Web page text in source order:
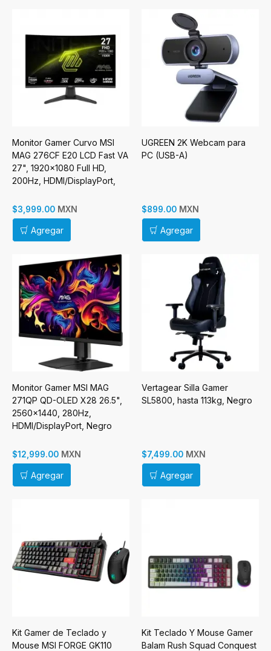
Monitor Gamer Curvo MSI
MAG 276CF E20 LCD Fast VA
27", 1920x1080 Full HD,
200Hz, HDMI/DisplayPort,
$3,999.00 MXN
Agregar
UGREEN 2K Webcam para
PC (USB-A)
$899.00 MXN
Agregar
Monitor Gamer MSI MAG
271QP QD-OLED X28 26.5",
2560x1440, 280Hz,
HDMI/DisplayPort, Negro
$12,999.00 MXN
Agregar
Vertagear Silla Gamer
SL5800, hasta 113kg, Negro
$7,499.00 MXN
Agregar
Kit Gamer de Teclado y
Mouse MSI FORGE GK110
Kit Teclado Y Mouse Gamer
Balam Rush Squad Conquest